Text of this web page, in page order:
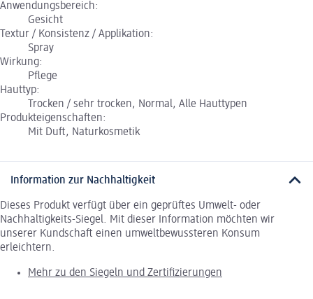
Anwendungsbereich:
Gesicht
Textur / Konsistenz / Applikation:
Spray
Wirkung:
Pflege
Hauttyp:
Trocken / sehr trocken, Normal, Alle Hauttypen
Produkteigenschaften:
Mit Duft, Naturkosmetik
Information zur Nachhaltigkeit
Dieses Produkt verfügt über ein geprüftes Umwelt- oder
Nachhaltigkeits-Siegel. Mit dieser Information möchten wir
unserer Kundschaft einen umweltbewussteren Konsum
erleichtern.
Mehr zu den Siegeln und Zertifizierungen